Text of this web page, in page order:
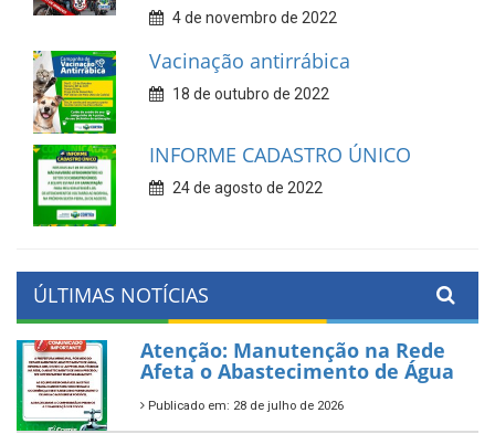
4 de novembro de 2022
Vacinação antirrábica
18 de outubro de 2022
INFORME CADASTRO ÚNICO
24 de agosto de 2022
ÚLTIMAS NOTÍCIAS
Atenção: Manutenção na Rede
Afeta o Abastecimento de Água
Publicado em: 28 de julho de 2026